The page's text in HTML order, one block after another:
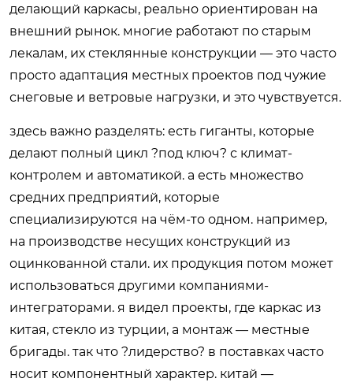
делающий каркасы, реально ориентирован на
внешний рынок. многие работают по старым
лекалам, их стеклянные конструкции — это часто
просто адаптация местных проектов под чужие
снеговые и ветровые нагрузки, и это чувствуется.
здесь важно разделять: есть гиганты, которые
делают полный цикл ?под ключ? с климат-
контролем и автоматикой. а есть множество
средних предприятий, которые
специализируются на чём-то одном. например,
на производстве несущих конструкций из
оцинкованной стали. их продукция потом может
использоваться другими компаниями-
интеграторами. я видел проекты, где каркас из
китая, стекло из турции, а монтаж — местные
бригады. так что ?лидерство? в поставках часто
носит компонентный характер. китай —